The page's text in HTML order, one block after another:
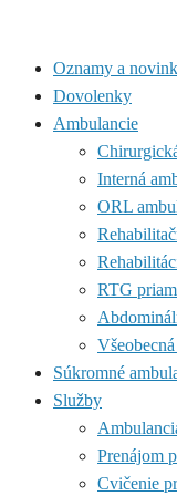
Oznamy a
Dovolenky
Ambulancie
Interná
ORL
RTG
Súkromné
Služby
Prenájom
Cvičenie